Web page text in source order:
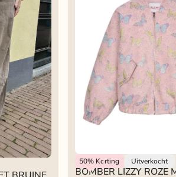
50% Korting Uitverkocht
Studio Amaya
BOMBER LIZZY ROZE